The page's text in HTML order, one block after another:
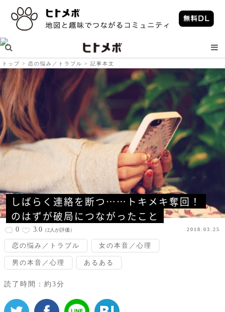
トップ 恋の悩み／トラブル 記事本文
しばらく連絡を断つ……トキメキ奪回！
のはずが破局につながったこと
0 3.0 （2人が評価） 2018.03.25
恋の悩み／トラブル 女の本音／心理
男の本音／心理 あるある
読了時間：約3分